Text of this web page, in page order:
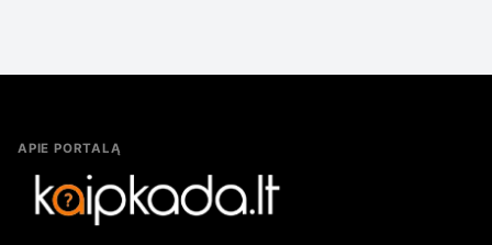
APIE PORTALĄ